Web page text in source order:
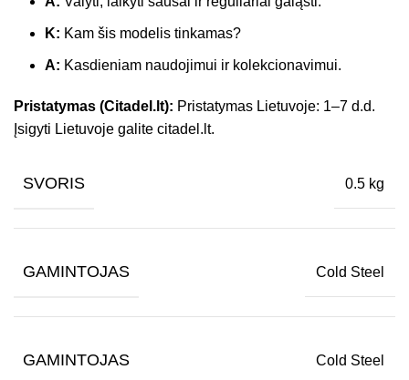
K: Kam šis modelis tinkamas?
A: Kasdieniam naudojimui ir kolekcionavimui.
Pristatymas (Citadel.lt): Pristatymas Lietuvoje: 1–7 d.d.
Įsigyti Lietuvoje galite citadel.lt.
SVORIS 0.5 kg
GAMINTOJAS Cold Steel
GAMINTOJAS Cold Steel